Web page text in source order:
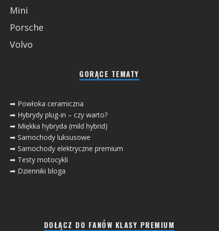
Mini
Porsche
Volvo
GORĄCE TEMATY
➡ Powłoka ceramiczna
➡ Hybrydy plug-in – czy warto?
➡ Miękka hybryda (mild hybrid)
➡ Samochody luksusowe
➡ Samochody elektryczne premium
➡ Testy motocykli
➡ Dzienniki bloga
DOŁĄCZ DO FANÓW KLASY PREMIUM